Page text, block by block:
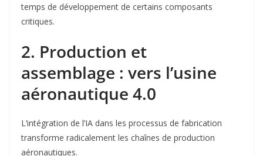
temps de développement de certains composants
critiques.
2. Production et
assemblage : vers l’usine
aéronautique 4.0
L’intégration de l’IA dans les processus de fabrication
transforme radicalement les chaînes de production
aéronautiques.